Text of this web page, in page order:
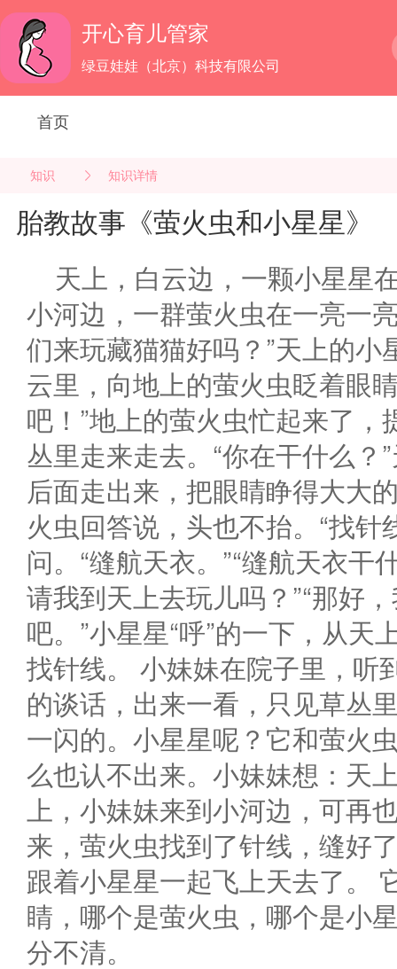
开心育儿管家
绿豆娃娃（北京）科技有限公司
首页
知识 知识详情
胎教故事《萤火虫和小星星》
天上，白云边，一颗小星星
小河边，一群萤火虫在一亮一
们来玩藏猫猫好吗？”天上的小
云里，向地上的萤火虫眨着眼
吧！”地上的萤火虫忙起来了，
丛里走来走去。“你在干什么？
后面走出来，把眼睛睁得大大
火虫回答说，头也不抬。“找针
问。“缝航天衣。”“缝航天衣干
请我到天上去玩儿吗？”“那好
吧。”小星星“呼”的一下，从天
找针线。 小妹妹在院子里，听
的谈话，出来一看，只见草丛
一闪的。小星星呢？它和萤火
么也认不出来。小妹妹想：天
上，小妹妹来到小河边，可再
来，萤火虫找到了针线，缝好
跟着小星星一起飞上天去了。
睛，哪个是萤火虫，哪个是小
分不清。